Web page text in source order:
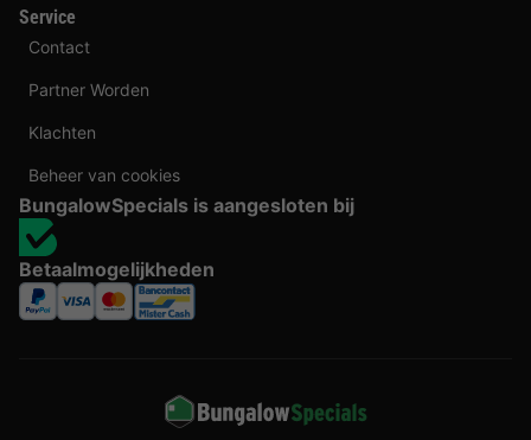
Service
Contact
Partner Worden
Klachten
Beheer van cookies
BungalowSpecials is aangesloten bij
Betaalmogelijkheden